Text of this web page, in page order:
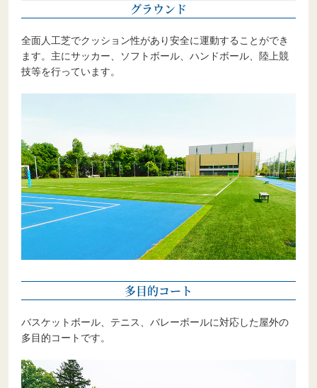
グラウンド
全面人工芝でクッション性があり安全に運動することができ
ます。主にサッカー、ソフトボール、ハンドボール、陸上競
技等を行っています。
多目的コート
バスケットボール、テニス、バレーボールに対応した屋外の
多目的コートです。